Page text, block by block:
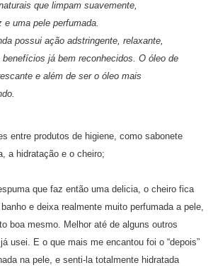
que limpam suavemente,
uma pele perfumada.
possui ação adstringente, relaxante,
já bem reconhecidos. O óleo de
e além de ser o óleo mais
entre produtos de higiene, como sabonete
a hidratação e o cheiro;
que faz então uma delicia, o cheiro fica
e deixa realmente muito perfumada a pele,
boa mesmo. Melhor até de alguns outros
usei. E o que mais me encantou foi o “depois”
na pele, e senti-la totalmente hidratada